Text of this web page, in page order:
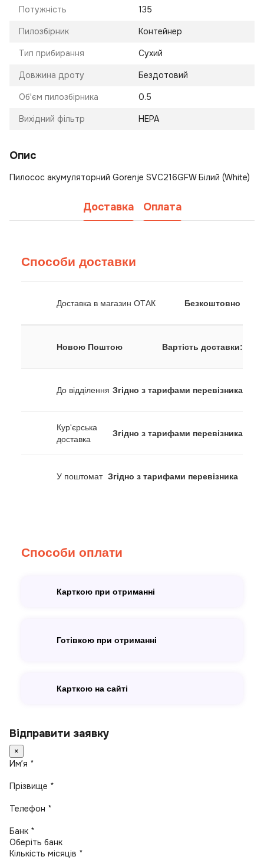
Потужність 135
Пилозбірник Контейнер
Тип прибирання Сухий
Довжина дроту Бездотовий
Об'єм пилозбірника 0.5
Вихідний фільтр HEPA
Опис
Пилосос акумуляторний Gorenje SVC216GFW Білий (White)
Доставка Оплата
Способи доставки
Доставка в магазин ОТАК Безкоштовно
Новою Поштою Вартість доставки:
До відділення Згідно з тарифами перевізника
Кур'єрська
доставка
Згідно з тарифами перевізника
У поштомат Згідно з тарифами перевізника
Способи оплати
Карткою при отриманні
Готівкою при отриманні
Карткою на сайті
Відправити заявку
×
Имʼя *
Прізвище *
Телефон *
Банк *
Кількість місяців *